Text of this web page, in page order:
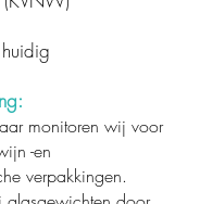
monitoren wij voor
-en
verpakkingen.